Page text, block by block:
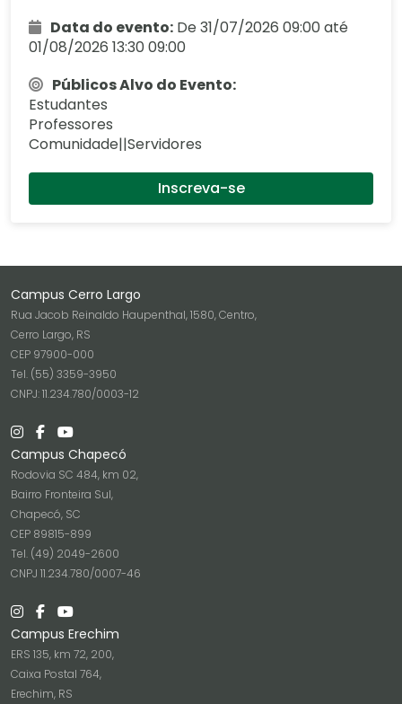
Data do evento: De 31/07/2026 09:00 até
01/08/2026 13:30 09:00
Públicos Alvo do Evento:
Estudantes
Professores
Comunidade||Servidores
Inscreva-se
Campus Cerro Largo
Rua Jacob Reinaldo Haupenthal, 1580, Centro,
Cerro Largo, RS
CEP 97900-000
Tel. (55) 3359-3950
CNPJ: 11.234.780/0003-12
Campus Chapecó
Rodovia SC 484, km 02,
Bairro Fronteira Sul,
Chapecó, SC
CEP 89815-899
Tel. (49) 2049-2600
CNPJ 11.234.780/0007-46
Campus Erechim
ERS 135, km 72, 200,
Caixa Postal 764,
Erechim, RS